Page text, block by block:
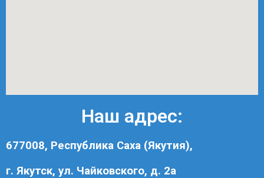
Наш адрес:
677008, Республика Саха (Якутия),
г. Якутск, ул. Чайковского, д. 2а